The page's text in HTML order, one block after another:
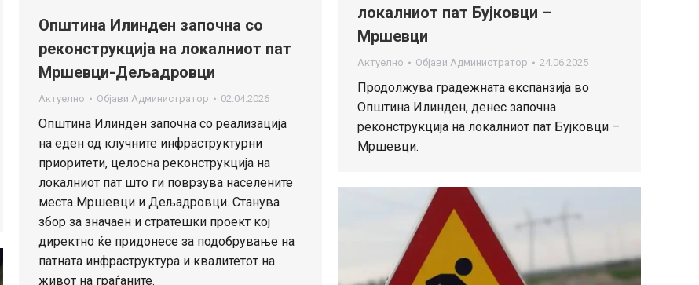
Општина Илинден започна со
реконструкција на локалниот пат
Мршевци-Дељадровци
Актуелно Објави Администратор 02.04.2026
Општина Илинден започна со реализација
на еден од клучните инфраструктурни
приоритети, целосна реконструкција на
локалниот пат што ги поврзува населените
места Мршевци и Дељадровци. Станува
збор за значаен и стратешки проект кој
директно ќе придонесе за подобрување на
патната инфраструктура и квалитетот на
живот на граѓаните.
локалниот пат Бујковци –
Мршевци
Актуелно Објави Администратор 24.06.2025
Продолжува градежната експанзија во
Општина Илинден, денес започна
реконструкција на локалниот пат Бујковци –
Мршевци.